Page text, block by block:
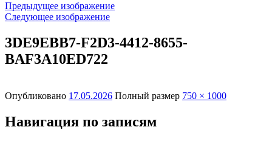
Предыдущее изображение
Следующее изображение
3DE9EBB7-F2D3-4412-8655-
BAF3A10ED722
Опубликовано 17.05.2026 Полный размер 750 × 1000
Навигация по записям